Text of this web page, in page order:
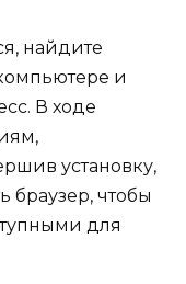
найдите
и
В ходе
установку,
браузер, чтобы
для